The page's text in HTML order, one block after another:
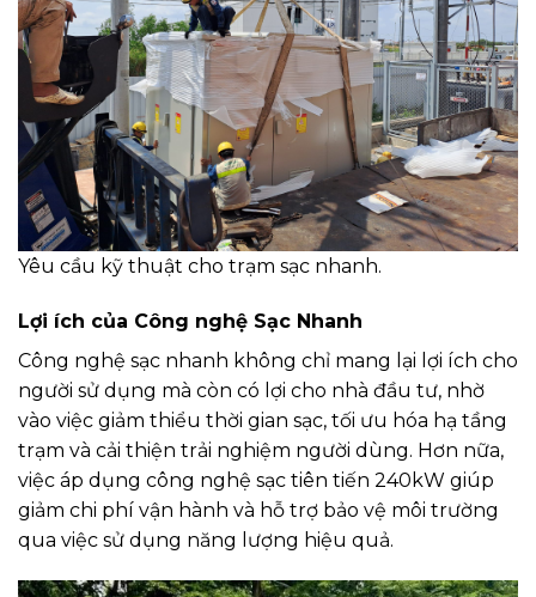
Yêu cầu kỹ thuật cho trạm sạc nhanh.
Lợi ích của Công nghệ Sạc Nhanh
Công nghệ sạc nhanh không chỉ mang lại lợi ích cho
người sử dụng mà còn có lợi cho nhà đầu tư, nhờ
vào việc giảm thiểu thời gian sạc, tối ưu hóa hạ tầng
trạm và cải thiện trải nghiệm người dùng. Hơn nữa,
việc áp dụng công nghệ sạc tiên tiến 240kW giúp
giảm chi phí vận hành và hỗ trợ bảo vệ môi trường
qua việc sử dụng năng lượng hiệu quả.